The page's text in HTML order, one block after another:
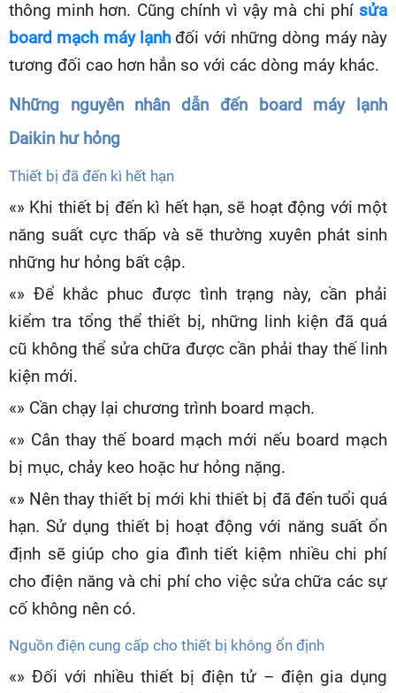
thông minh hơn. Cũng chính vì vậy mà chi phí sửa
board mạch máy lạnh đối với những dòng máy này
tương đối cao hơn hẳn so với các dòng máy khác.
Những nguyên nhân dẫn đến board máy lạnh
Daikin hư hỏng
Thiết bị đã đến kì hết hạn
«» Khi thiết bị đến kì hết hạn, sẽ hoạt động với một
năng suất cực thấp và sẽ thường xuyên phát sinh
những hư hỏng bất cập.
«» Để khắc phuc được tình trạng này, cần phải
kiểm tra tổng thể thiết bị, những linh kiện đã quá
cũ không thể sửa chữa được cần phải thay thế linh
kiện mới.
«» Cần chạy lại chương trình board mạch.
«» Cân thay thế board mạch mới nếu board mạch
bị mục, chảy keo hoặc hư hỏng nặng.
«» Nên thay thiết bị mới khi thiết bị đã đến tuổi quá
hạn. Sử dụng thiết bị hoạt động với năng suất ổn
định sẽ giúp cho gia đình tiết kiệm nhiều chi phí
cho điện năng và chi phí cho việc sửa chữa các sự
cố không nên có.
Nguồn điện cung cấp cho thiết bị không ổn định
«» Đối với nhiều thiết bị điện tử – điện gia dụng